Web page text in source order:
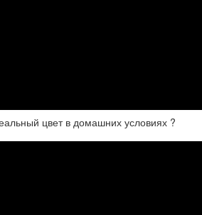
цвет в домашних условиях ?